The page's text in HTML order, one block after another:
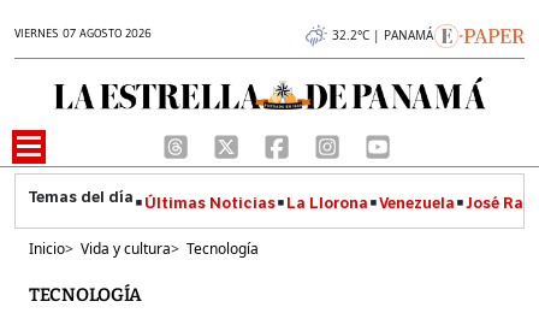
VIERNES 07 AGOSTO 2026 32.2°C | PANAMÁ
Últimas Noticias La Llorona Venezuela José
Inicio> Vida y cultura> Tecnología
TECNOLOGÍA